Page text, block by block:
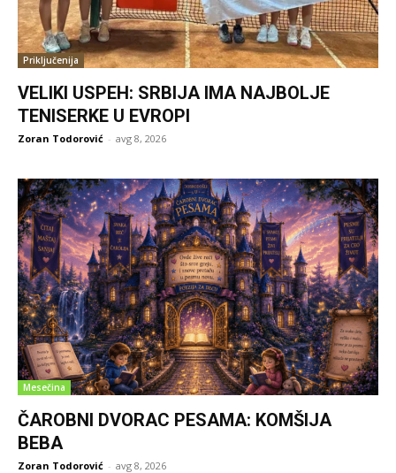
Priključenija
VELIKI USPEH: SRBIJA IMA NAJBOLJE
TENISERKE U EVROPI
Zoran Todorović - avg 8, 2026
Mesečina
ČAROBNI DVORAC PESAMA: KOMŠIJA
BEBA
Zoran Todorović - avg 8, 2026